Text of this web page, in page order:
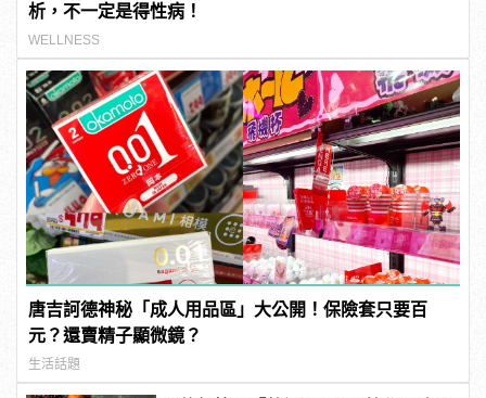
析，不一定是得性病！
WELLNESS
唐吉訶德神秘「成人用品區」大公開！保險套只要百
元？還賣精子顯微鏡？
生活話題